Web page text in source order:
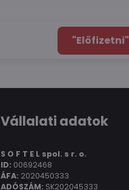
"Előfizetni"
Vállalati adatok
S O F T E L spol. s r. o.
ID: 00692468
ÁFA: 2020450333
ADÓSZÁM: SK202045333